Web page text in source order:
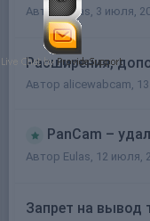
АвторEulas 3 июля,
Расширения,
Автор alicewabcam
PanCam –
Автор Eulas 12 июля,
Запрет на вывод